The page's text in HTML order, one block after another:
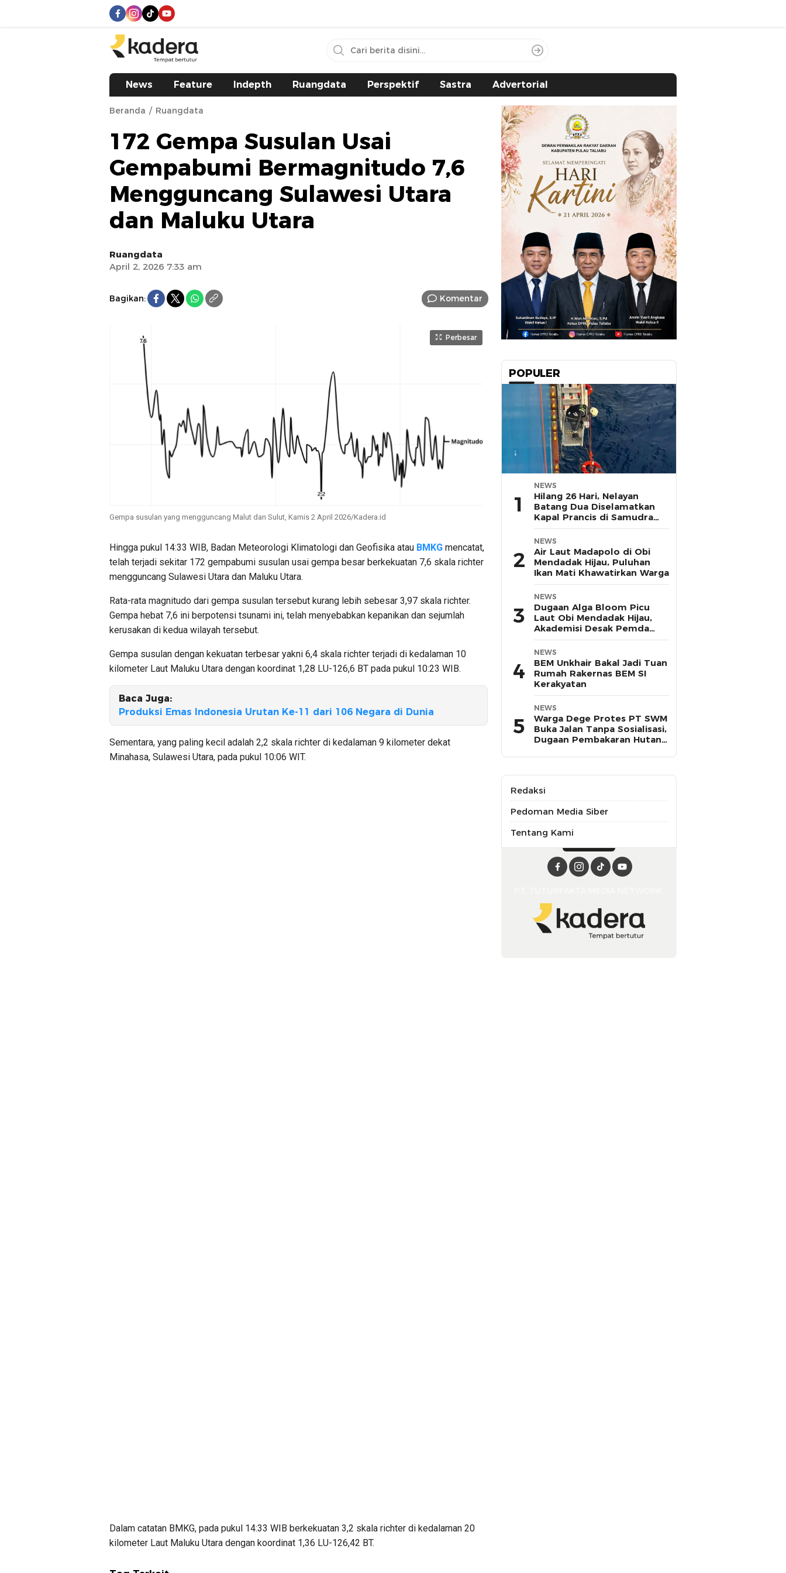
kadera.id
Tempat bertutur
News Feature Indepth Ruangdata Perspektif Sastra Advertorial
Beranda Ruangdata
172 Gempa Susulan Usai
Gempabumi Bermagnitudo 7,6
Mengguncang Sulawesi Utara
dan Maluku Utara
Ruangdata
April 2, 2026 7:33 am
Bagikan: Komentar
Perbesar
Gempa susulan yang mengguncang Malut dan Sulut, Kamis 2 April 2026/Kadera.id
Hingga pukul 14:33 WIB, Badan Meteorologi Klimatologi dan Geofisika atau BMKG mencatat,
telah terjadi sekitar 172 gempabumi susulan usai gempa besar berkekuatan 7,6 skala richter
mengguncang Sulawesi Utara dan Maluku Utara.
Rata-rata magnitudo dari gempa susulan tersebut kurang lebih sebesar 3,97 skala richter.
Gempa hebat 7,6 ini berpotensi tsunami ini, telah menyebabkan kepanikan dan sejumlah
kerusakan di kedua wilayah tersebut.
Gempa susulan dengan kekuatan terbesar yakni 6,4 skala richter terjadi di kedalaman 10
kilometer Laut Maluku Utara dengan koordinat 1,28 LU-126,6 BT pada pukul 10:23 WIB.
Baca Juga:
Produksi Emas Indonesia Urutan Ke-11 dari 106 Negara di Dunia
Sementara, yang paling kecil adalah 2,2 skala richter di kedalaman 9 kilometer dekat
Minahasa, Sulawesi Utara, pada pukul 10:06 WIT.
Dalam catatan BMKG, pada pukul 14:33 WIB berkekuatan 3,2 skala richter di kedalaman 20
kilometer Laut Maluku Utara dengan koordinat 1,36 LU-126,42 BT.
POPULER
1
NEWS
Hilang 26 Hari, Nelayan
Batang Dua Diselamatkan
Kapal Prancis di Samudra
Pasifik
2
NEWS
Air Laut Madapolo di Obi
Mendadak Hijau, Puluhan
Ikan Mati Khawatirkan Warga
3
NEWS
Dugaan Alga Bloom Picu
Laut Obi Mendadak Hijau,
Akademisi Desak Pemda
Halsel Uji Sampel
4
NEWS
BEM Unkhair Bakal Jadi Tuan
Rumah Rakernas BEM SI
Kerakyatan
5
NEWS
Warga Dege Protes PT SWM
Buka Jalan Tanpa Sosialisasi,
Dugaan Pembakaran Hutan
Redaksi
Pedoman Media Siber
Tentang Kami